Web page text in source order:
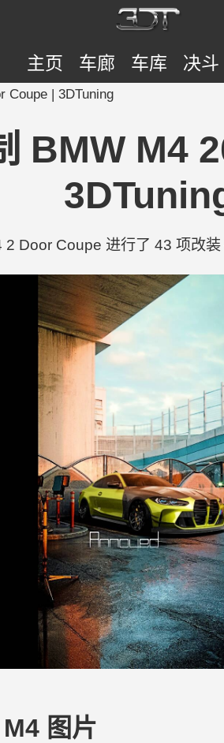
主页 车廊 车库 决斗
Coupe | 3DTuning
BMW M4
2 Door Coupe 进行了 43 项改
图片